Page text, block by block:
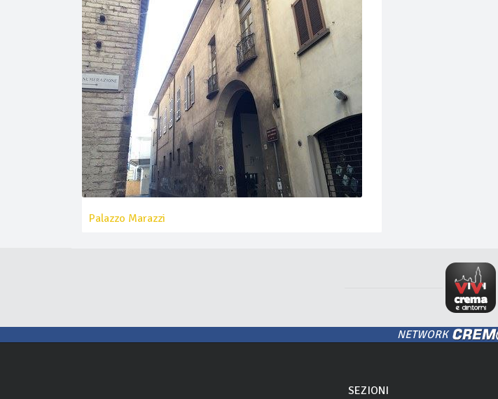
Palazzo Marazzi
NETWORK
SEZIONI